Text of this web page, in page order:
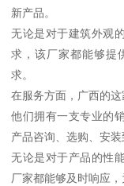
新产品。
无论是对于建筑外观
求，该厂家都能够提
求。
在服务方面，广西的这
他们拥有一支专业的
产品咨询、选购、安装
无论是对于产品的性
厂家都能够及时响应，